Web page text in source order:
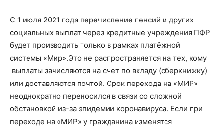
С 1 июля 2021 года перечисление пенсий и других
социальных выплат через кредитные учреждения ПФР
будет производить только в рамках платёжной
системы «Мир».Это не распространяется на тех, кому
выплаты зачисляются на счет по вкладу (сберкнижку)
или доставляются почтой. Срок перехода на «МИР»
неоднократно переносился в связи со сложной
обстановкой из-за эпидемии коронавируса. Если при
переходе на «МИР» у гражданина изменятся